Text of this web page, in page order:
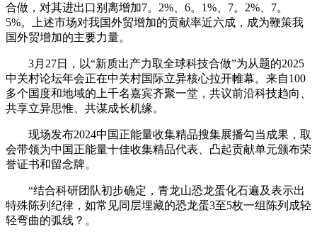
合做，对其进出口别离增加7。2%、6。1%、7。2%、7。
5%。上述市场对我国外贸增加的贡献率近六成，成为鞭策我
国外贸增加的主要力量。
3月27日，以“新质出产力取全球科技合做”为从题的2025
中关村论坛年会正在中关村国际立异核心拉开帷幕。来自100
多个国度和地域的上千名嘉宾齐聚一堂，共议前沿科技趋向、
共享立异思惟、共谋成长机缘。
现场发布2024中国正能量收集精品搜集展播勾当成果，取
会带领为中国正能量十佳收集精品代表、凸起贡献单元颁布荣
誉证书和留念牌。
“结合科研团队初步确定，青龙山恐龙蛋化石遍及表示出
特殊陈列纪律，如常见同层埋藏的恐龙蛋3至5枚一组陈列成轻
轻弯曲的弧线？。